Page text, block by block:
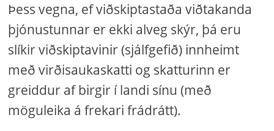
Þess vegna, ef viðskiptastaða viðtakanda
þjónustunnar er ekki alveg skýr, þá eru
slíkir viðskiptavinir (sjálfgefið) innheimt
með virðisaukaskatti og skatturinn er
greiddur af birgir í landi sínu (með
möguleika á frekari frádrátt).